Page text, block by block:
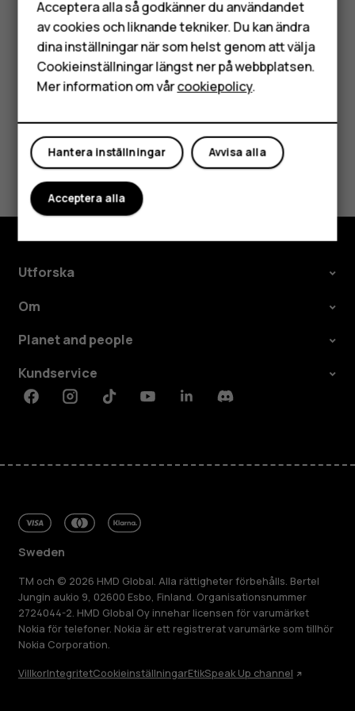
HMD Terra M
Surfplattor
Skriv svaret i textrutan under meddelandet och
tryck påsend.
Var detta till hjälp?
Ja Nej
Utforska
Om
Planet and people
Kundservice
FacebookInstagramTiktokYoutubeLinkedinDiscord
Sweden
TM och © 2026 HMD Global. Alla rättigheter förbehålls. Bertel
Jungin aukio 9, 02600 Esbo, Finland. Organisationsnummer
2724044-2. HMD Global Oy innehar licensen för varumärket
Nokia för telefoner. Nokia är ett registrerat varumärke som tillhör
Nokia Corporation.
VillkorIntegritetCookieinställningarEtikSpeak Up channel
Acceptera alla så godkänner du användandet
av cookies och liknande tekniker. Du kan ändra
dina inställningar när som helst genom att välja
Cookieinställningar längst ner på webbplatsen.
Mer information om vårcookiepolicy.
Avvisa alla
Hantera inställningar
Acceptera alla